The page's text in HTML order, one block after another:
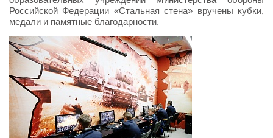
Российской Федерации «Стальная стена» вручены кубки,
медали и памятные благодарности.